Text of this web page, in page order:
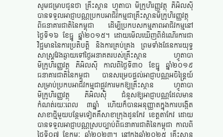
សូមជម្រាបជូនថា គ្រឹះស្ថាន ហ្វូតាបា មីក្រូហិរញ្ញវត្ថុ ភីអិលស៊ី
បានទទួលអាជ្ញាបណ្ណប្រកបអាជីវកម្មជាគ្រឹះស្ថានមីក្រូហិរញ្ញវត្ថុ
ពីធនាគារជាតិនៃកម្ពុជា ដើម្បីប្រកបសកម្មភាពអាជីវកម្មនៅ
ថ្ងៃទី១៦ ខែធ្នូ ឆ្នាំ២០១៥។ ដោយមើលឃើញពីដំណើរការជា
វិជ្ជមាននៃការប្រតិបត្តិ និងការគ្រប់គ្រង ព្រមទាំងផែនការយុទ្ធ
សាស្រ្តវែងឆ្ងាយទៅថ្ងៃអនាគតរបស់គ្រឹះស្ថាន ហ្វូតាបា
មីក្រូហិរញ្ញវត្ថុ ភីអិលស៊ី កាលពីថ្ងៃទី៣០ ខែធ្នូ ឆ្នាំ២០១៩
ធនាគារជាតិនៃកម្ពុជា បានសម្រេចផ្តល់អាជ្ញាបណ្ណអចិន្ត្រៃយ៍
សម្រាប់ប្រកបអាជីវកម្មជាផ្លូវការមកឱ្យគ្រឹះស្ថាន ហ្វូតាបា
មីក្រូហិរញ្ញវត្ថុ ភីអិលស៊ី ជំនួសឱ្យអាជ្ញាបណ្ណដែលមាន
កំណត់រយៈពេល ៣ឆ្នាំ ហើយក៏បានអនុញ្ញាតក្នុងការបង្កើត
សាខាថ្មីមួយបន្ថែមទៀតគឺសាខាក្រុងដូនកែវ ខេត្តតាកែវ ដោយ
បានទទួលអាជ្ញាបណ្ណស្របច្បាប់ពីធនាគារជាតិនៃកម្ពុជា កាលពី